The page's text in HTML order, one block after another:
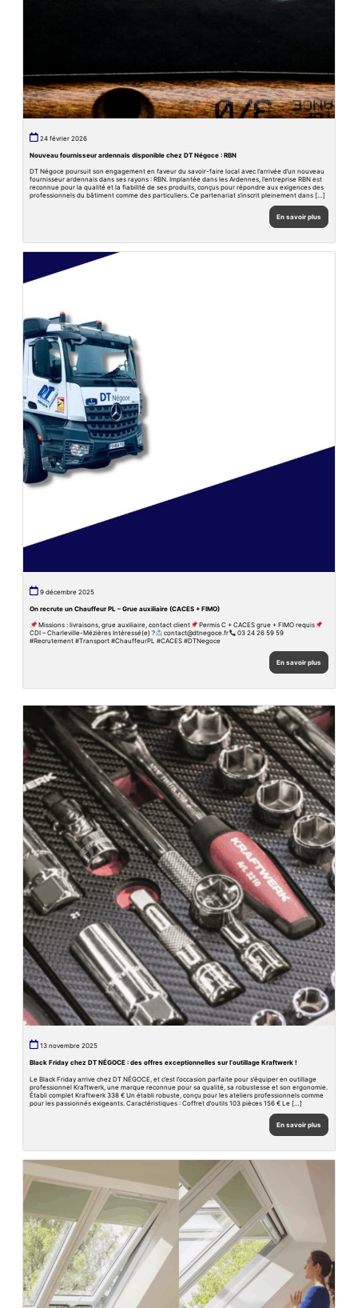
24 février 2026
Nouveau fournisseur ardennais disponible chez DT Négoce : RBN
DT Négoce poursuit son engagement en faveur du savoir-faire local avec l’arrivée d’un nouveau
fournisseur ardennais dans ses rayons : RBN. Implantée dans les Ardennes, l’entreprise RBN est
reconnue pour la qualité et la fiabilité de ses produits, conçus pour répondre aux exigences des
professionnels du bâtiment comme des particuliers. Ce partenariat s’inscrit pleinement dans […]
En savoir plus
9 décembre 2025
On recrute un Chauffeur PL – Grue auxiliaire (CACES + FIMO)
Missions : livraisons, grue auxiliaire, contact client
Permis C + CACES grue + FIMO requis
CDI – Charleville-Mézières Intéressé(e) ?
contact@dtnegoce.fr
03 24 26 59 59
#Recrutement #Transport #ChauffeurPL #CACES #DTNegoce
En savoir plus
13 novembre 2025
Black Friday chez DT NÉGOCE : des offres exceptionnelles sur l’outillage Kraftwerk !
Le Black Friday arrive chez DT NÉGOCE, et c’est l’occasion parfaite pour s’équiper en outillage
professionnel Kraftwerk, une marque reconnue pour sa qualité, sa robustesse et son ergonomie.
Établi complet Kraftwerk 338 € Un établi robuste, conçu pour les ateliers professionnels comme
pour les passionnés exigeants. Caractéristiques : Coffret d’outils 103 pièces 156 € Le […]
En savoir plus